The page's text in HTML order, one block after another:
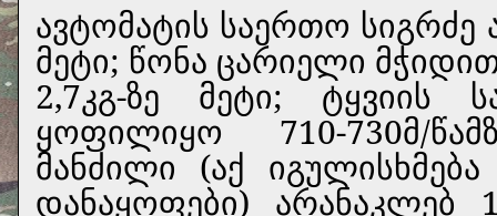
ავტომატის საერთო
მეტი; წონა ცარიელი
2,7კგ-ზე მეტი; ტყვიის
ყოფილიყო 710-730მ/
მანძილი (აქ
დანაყოფები) არანაკლებ